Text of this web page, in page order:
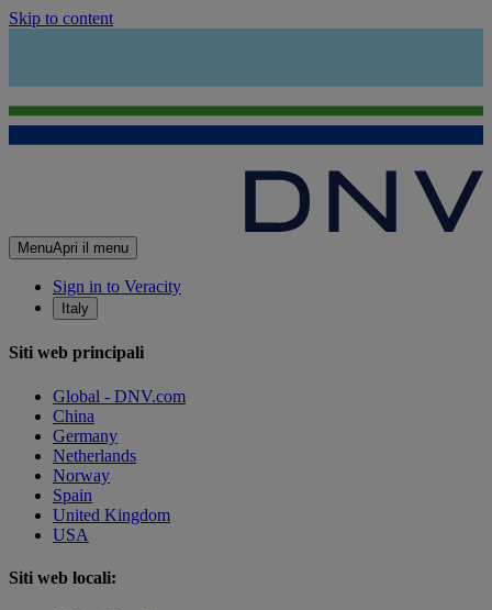
Skip to content
MenuApri il menu
Sign in to Veracity
Italy
Siti web principali
Global - DNV.com
China
Germany
Netherlands
Norway
Spain
United Kingdom
USA
Siti web locali: